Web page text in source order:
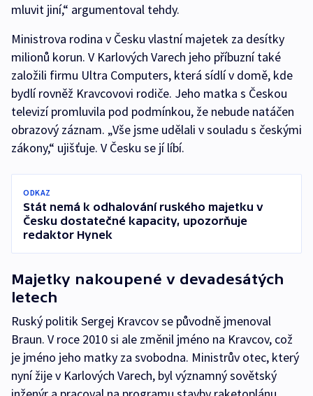
mluvit jiní,“ argumentoval tehdy.
Ministrova rodina v Česku vlastní majetek za desítky
milionů korun. V Karlových Varech jeho příbuzní také
založili firmu Ultra Computers, která sídlí v domě, kde
bydlí rovněž Kravcovovi rodiče. Jeho matka s Českou
televizí promluvila pod podmínkou, že nebude natáčen
obrazový záznam. „Vše jsme udělali v souladu s českými
zákony,“ ujišťuje. V Česku se jí líbí.
ODKAZ
Stát nemá k odhalování ruského majetku v
Česku dostatečné kapacity, upozorňuje
redaktor Hynek
Majetky nakoupené v devadesátých
letech
Ruský politik Sergej Kravcov se původně jmenoval
Braun. V roce 2010 si ale změnil jméno na Kravcov, což
je jméno jeho matky za svobodna. Ministrův otec, který
nyní žije v Karlových Varech, byl významný sovětský